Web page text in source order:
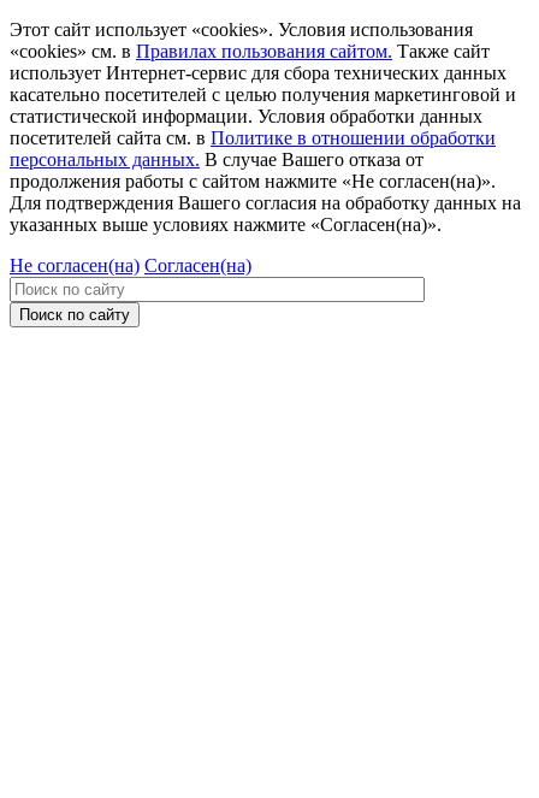
Этот сайт использует «cookies». Условия использования
«cookies» см. в Правилах пользования сайтом. Также сайт
использует Интернет-сервис для сбора технических данных
касательно посетителей с целью получения маркетинговой и
статистической информации. Условия обработки данных
посетителей сайта см. в Политике в отношении обработки
персональных данных. В случае Вашего отказа от
продолжения работы с сайтом нажмите «Не согласен(на)».
Для подтверждения Вашего согласия на обработку данных на
указанных выше условиях нажмите «Согласен(на)».
Не согласен(на) Согласен(на)
Поиск по сайту